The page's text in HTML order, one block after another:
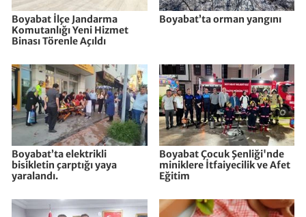
Boyabat İlçe Jandarma
Komutanlığı Yeni Hizmet
Binası Törenle Açıldı
Boyabat’ta orman yangını
Boyabat’ta elektrikli
bisikletin çarptığı yaya
yaralandı.
Boyabat Çocuk Şenliği'nde
miniklere İtfaiyecilik ve Afet
Eğitim